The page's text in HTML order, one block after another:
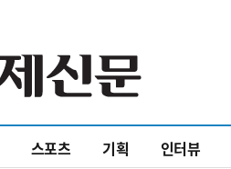
스포츠 기획 인터뷰